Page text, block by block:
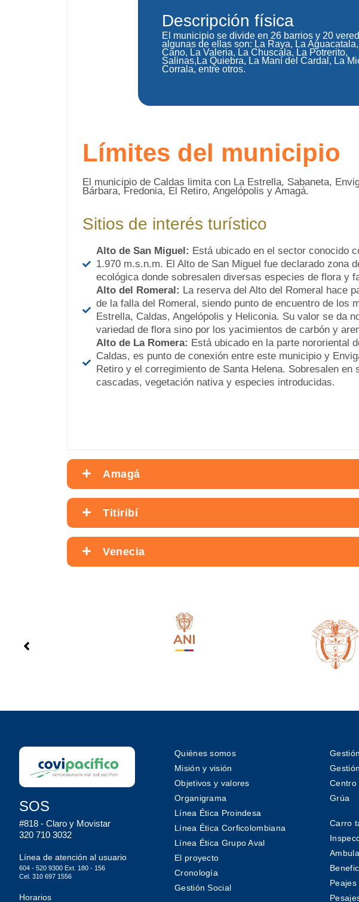
Descripción física
El municipio se divide en 26 barrios y 20
algunas de ellas son: La Raya, La Aguacatala,
Cano, La Valeria, La Chuscala, La Potrerito,
Salinas,La Quiebra, La Maní del Cardal, La
Corrala, entre otros.
Límites del municipio
El municipio de Caldas limita con La Estrella, Sabaneta,
Bárbara, Fredonia, El Retiro, Angelópolis y Amagá.
Sitios de interés turístico
Alto de San Miguel: Está ubicado en el sector conocido
1.970 m.s.n.m. El Alto de San Miguel fue declarado zona
ecológica donde sobresalen diversas especies de flora y
Alto del Romeral: La reserva del Alto del Romeral hace
de la falla del Romeral, siendo punto de encuentro de los
Estrella, Caldas, Angelópolis y Heliconia. Su valor se da
variedad de flora sino por los yacimientos de carbón y
Alto de La Romera: Está ubicado en la parte nororiental
Caldas, es punto de conexión entre este municipio y
Retiro y el corregimiento de Santa Helena. Sobresalen en
cascadas, vegetación nativa y especies introducidas.
Amagá
Titiribí
Venecia
SOS
#818 - Claro y Movistar
320 710 3032
Línea de atención al usuario
604 - 520 9300 Ext. 180 - 156
Cel. 310 697 1556
Horarios
Quiénes somos
Misión y visión
Objetivos y valores
Organigrama
Línea Ética Proindesa
Línea Ética Corficolombiana
Línea Ética Grupo Aval
El proyecto
Cronología
Gestión Social
Centro
Grúa
Carro
Peajes